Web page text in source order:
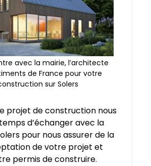
avec la mairie, l’architecte
de France pour votre
sur Solers
projet de construction nous
d’échanger avec la
pour nous assurer de la
de votre projet et
permis de construire.